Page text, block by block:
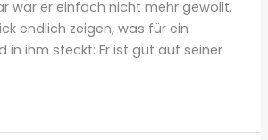
war er einfach nicht mehr gewollt.
endlich zeigen, was für ein
in ihm steckt: Er ist gut auf seiner